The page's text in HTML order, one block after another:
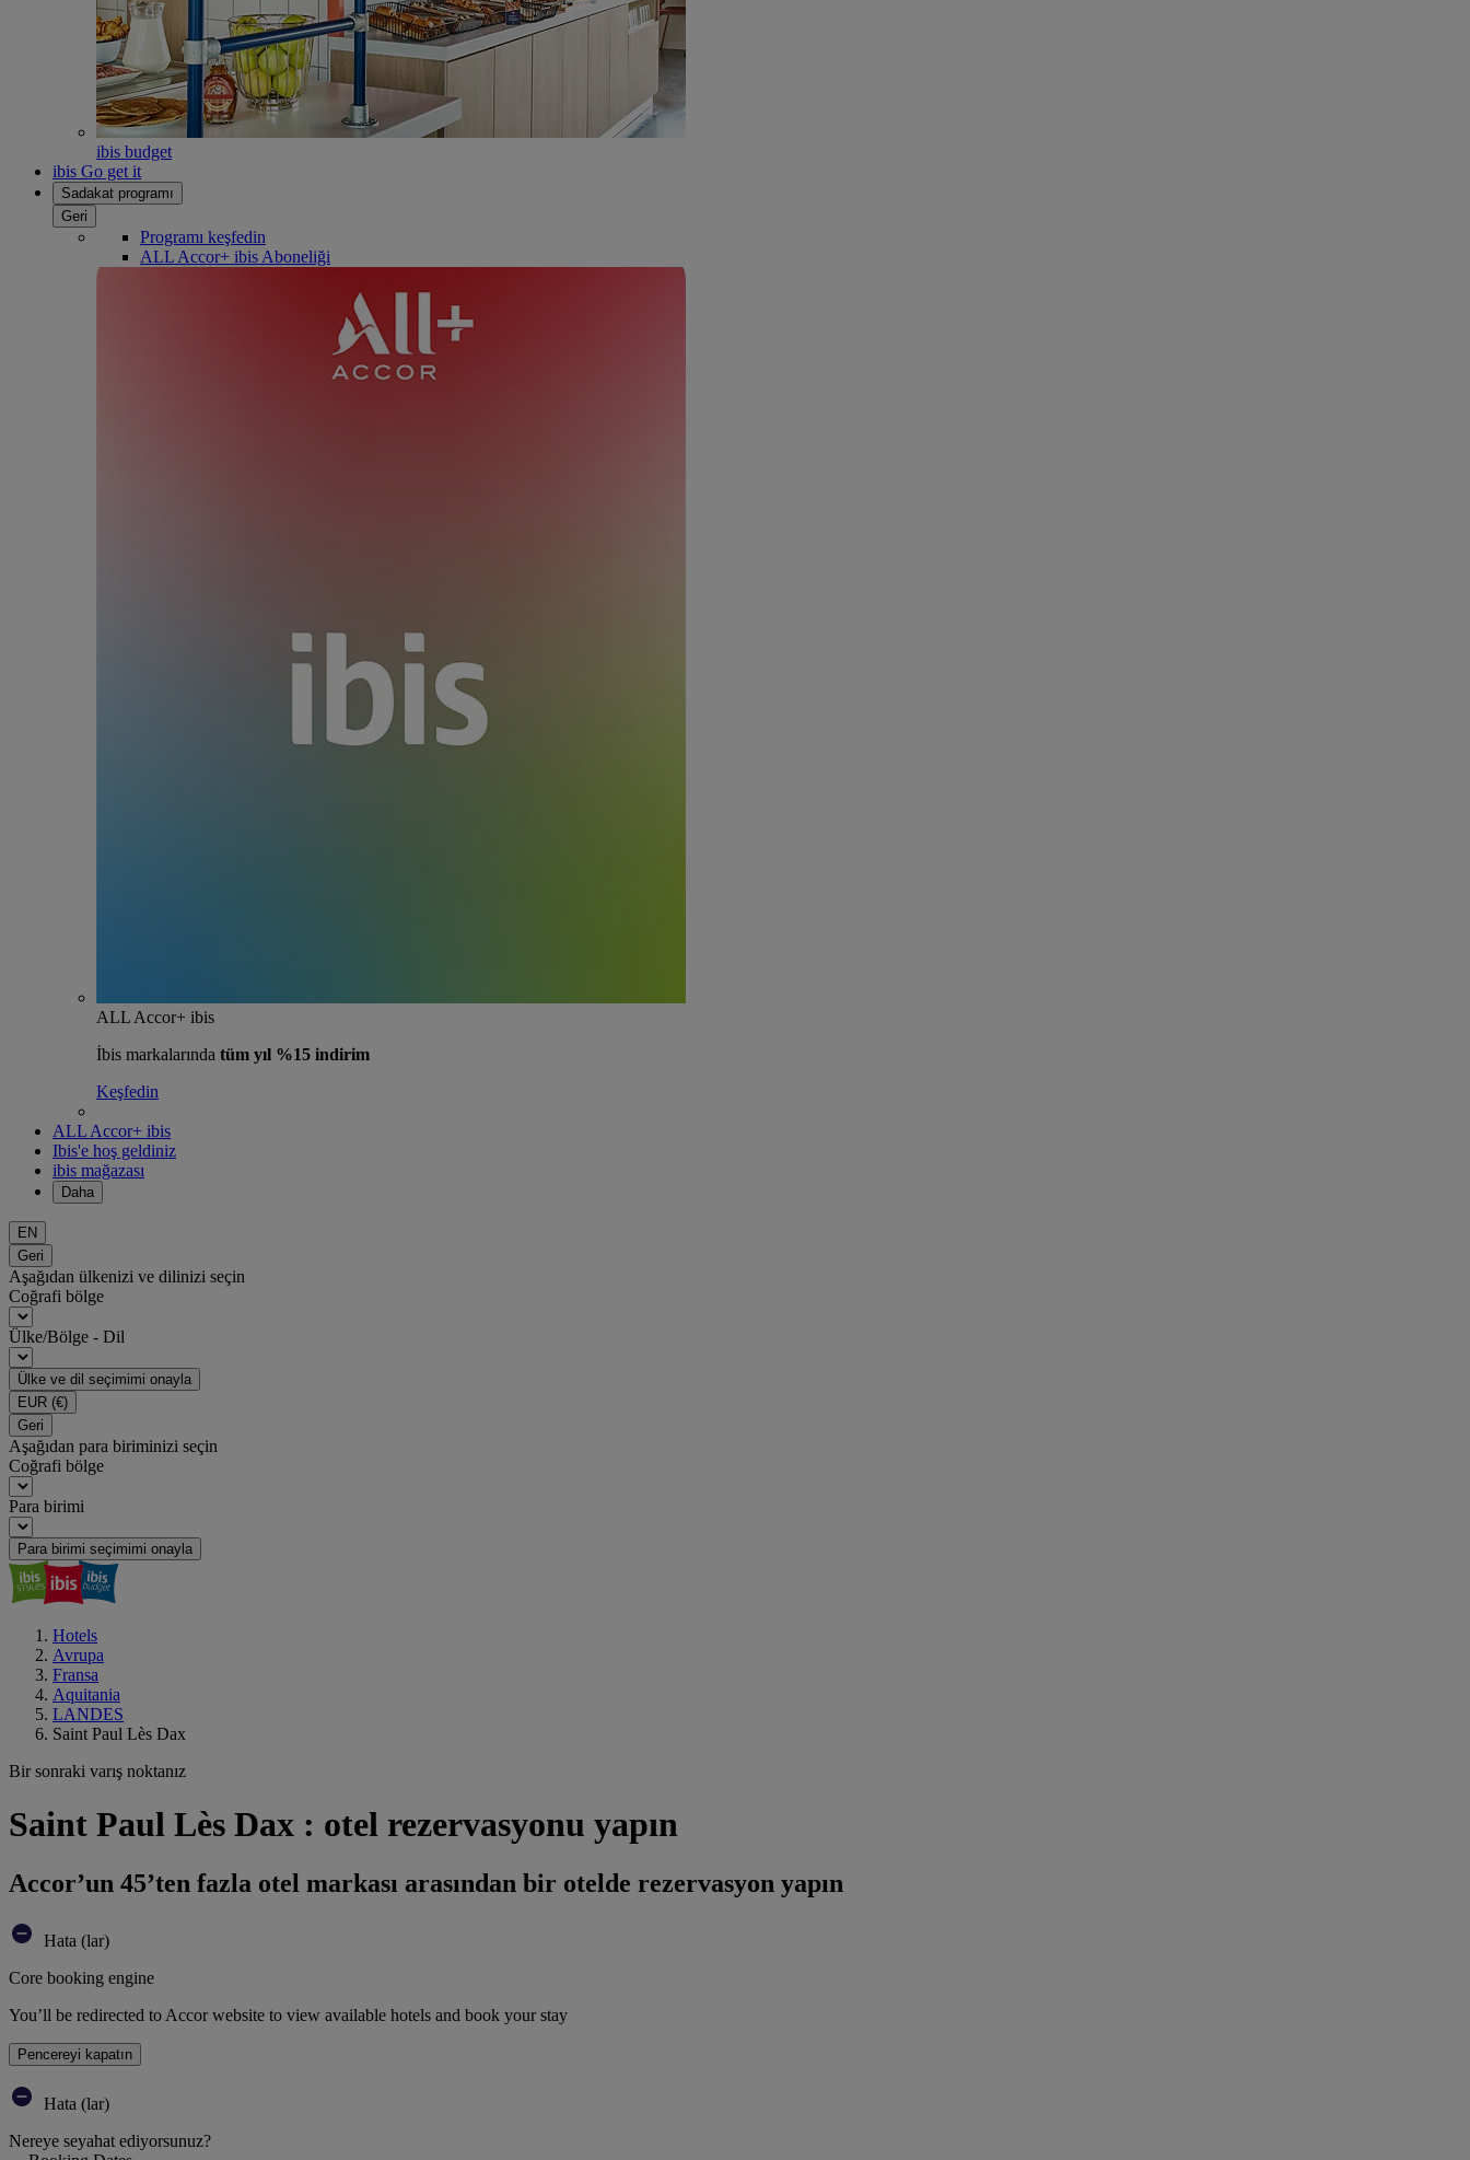
ibis budget
ibis Go get it
Sadakat programı
Geri
Programı keşfedin
ALL Accor+ ibis Aboneliği
ALL Accor+ ibis
İbis markalarında tüm yıl %15 indirim
Keşfedin
ALL Accor+ ibis
Ibis'e hoş geldiniz
ibis mağazası
Daha
EN
Geri
Aşağıdan ülkenizi ve dilinizi seçin
Coğrafi bölge
Ülke/Bölge - Dil
Ülke ve dil seçimimi onayla
EUR (€)
Geri
Aşağıdan para biriminizi seçin
Coğrafi bölge
Para birimi
Para birimi seçimimi onayla
Hotels
Avrupa
Fransa
Aquitania
LANDES
Saint Paul Lès Dax
Bir sonraki varış noktanız
Saint Paul Lès Dax : otel rezervasyonu yapın
Accor’un 45’ten fazla otel markası arasından bir otelde rezervasyon yapın
Hata (lar)
Core booking engine
You’ll be redirected to Accor website to view available hotels and book your stay
Pencereyi kapatın
Hata (lar)
Nereye seyahat ediyorsunuz?